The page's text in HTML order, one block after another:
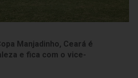
Manjadinho, Ceará é
e fica com o vice-